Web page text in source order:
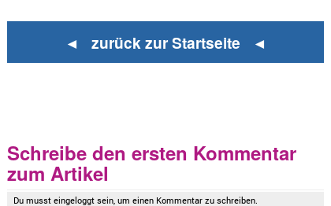
◄ zurück zur Startseite ◄
Schreibe den ersten Kommentar
zum Artikel